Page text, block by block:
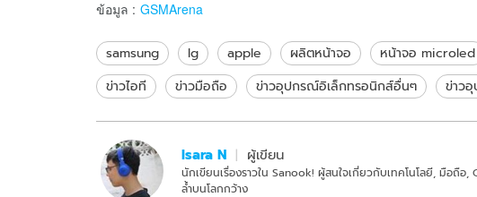
ข้อมูล : GSMArena
samsung lg apple ผลิตหน้าจอ หน้าจอ microled
ข่าวไอที
ข่าวมือถือ ข่าวอุปกรณ์อิเล็กทรอนิกส์อื่นๆ ข่าว
Isara N ผู้เขียน
นักเขียนเรื่องราวใน Sanook! ผู้สนใจเกี่ยวกับเทคโนโลยี, มือถือ,
ล้ำบนโลกกว้าง